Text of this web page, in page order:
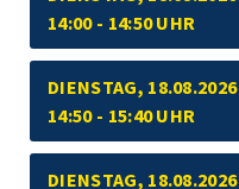
14:00 - 14:50 UHR
DIENSTAG, 18.08.2026
14:50 - 15:40 UHR
DIENSTAG, 18.08.2026